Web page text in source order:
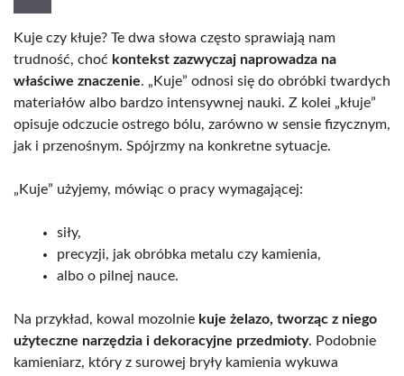
Kuje czy kłuje? Te dwa słowa często sprawiają nam
trudność, choć kontekst zazwyczaj naprowadza na
właściwe znaczenie. „Kuje” odnosi się do obróbki twardych
materiałów albo bardzo intensywnej nauki. Z kolei „kłuje”
opisuje odczucie ostrego bólu, zarówno w sensie fizycznym,
jak i przenośnym. Spójrzmy na konkretne sytuacje.
„Kuje” użyjemy, mówiąc o pracy wymagającej:
siły,
precyzji, jak obróbka metalu czy kamienia,
albo o pilnej nauce.
Na przykład, kowal mozolnie kuje żelazo, tworząc z niego
użyteczne narzędzia i dekoracyjne przedmioty. Podobnie
kamieniarz, który z surowej bryły kamienia wykuwa